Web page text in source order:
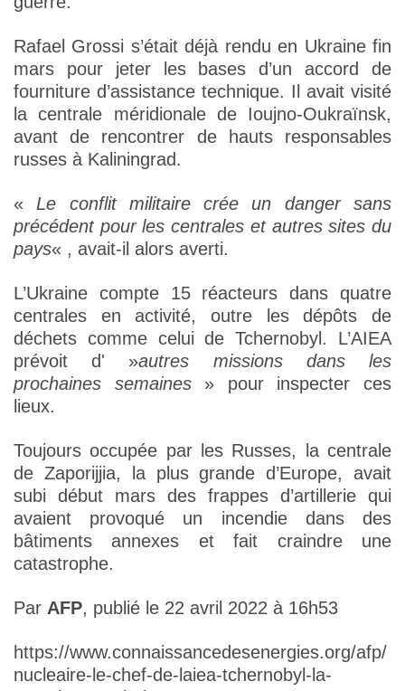
Rafael Grossi s’était déjà rendu en Ukraine fin
mars pour jeter les bases d’un accord de
fourniture d’assistance technique. Il avait visité
la centrale méridionale de Ioujno-Oukraïnsk,
avant de rencontrer de hauts responsables
russes à Kaliningrad.
« Le conflit militaire crée un danger sans
précédent pour les centrales et autres sites du
pays« , avait-il alors averti.
L’Ukraine compte 15 réacteurs dans quatre
centrales en activité, outre les dépôts de
déchets comme celui de Tchernobyl. L’AIEA
prévoit d' »autres missions dans les
prochaines semaines» pour inspecter ces
lieux.
Toujours occupée par les Russes, la centrale
de Zaporijjia, la plus grande d’Europe, avait
subi début mars des frappes d’artillerie qui
avaient provoqué un incendie dans des
bâtiments annexes et fait craindre une
catastrophe.
Par AFP, publié le 22 avril 2022 à 16h53
https://www.connaissancedesenergies.org/afp/
nucleaire-le-chef-de-laiea-tchernobyl-la-